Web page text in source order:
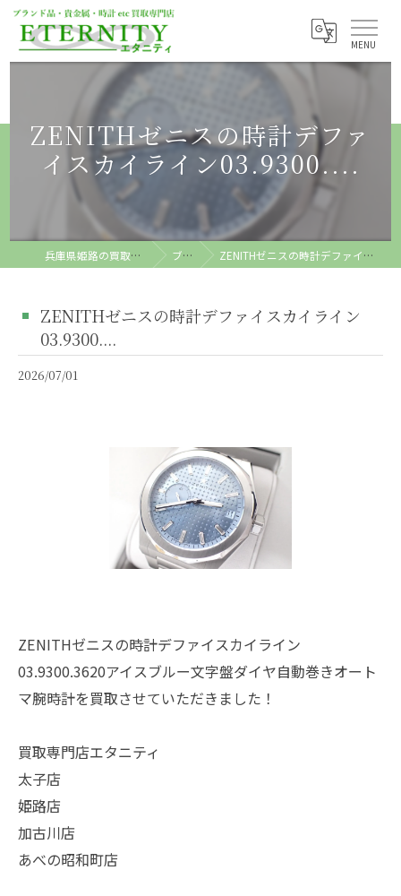
ZENITHゼニスの時計デファ
イスカイライン03.9300....
兵庫県姫路の買取ならETERNITY ブログ ZENITHゼニスの時計デファイスカイライン03.9300....
ZENITHゼニスの時計デファイスカイライン
03.9300....
2026/07/01
ZENITHゼニスの時計デファイスカイライン
03.9300.3620アイスブルー文字盤ダイヤ自動巻きオート
マ腕時計を買取させていただきました！
買取専門店エタニティ
太子店
姫路店
加古川店
あべの昭和町店